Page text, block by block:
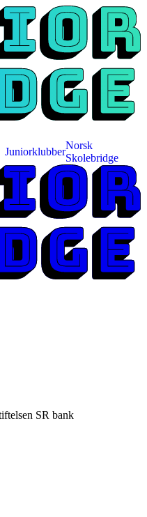
Juniorklubber
Norsk
Skolebridge
SR bank